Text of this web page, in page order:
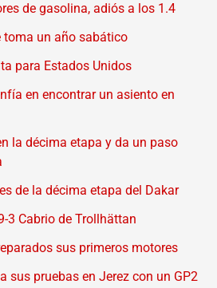
de gasolina, adiós a los 1.4
toma un año sabático
para Estados Unidos
en encontrar un asiento en
la décima etapa y da un paso
de la décima etapa del Dakar
3 Cabrio de Trollhättan
sus primeros motores
sus pruebas en Jerez con un GP2